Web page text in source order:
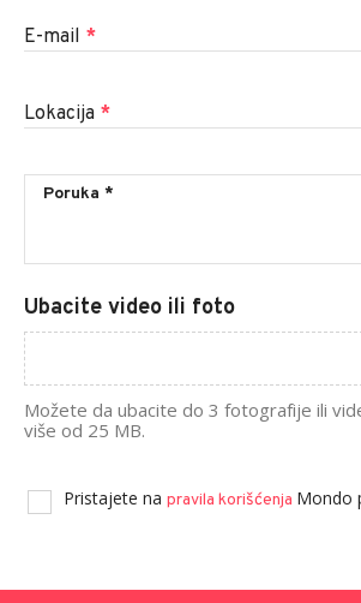
E-mail *
Lokacija *
Ubacite video ili foto
Možete da ubacite do 3 fotografije ili
više od 25 MB.
Pristajete na pravila korišćenja Mondo